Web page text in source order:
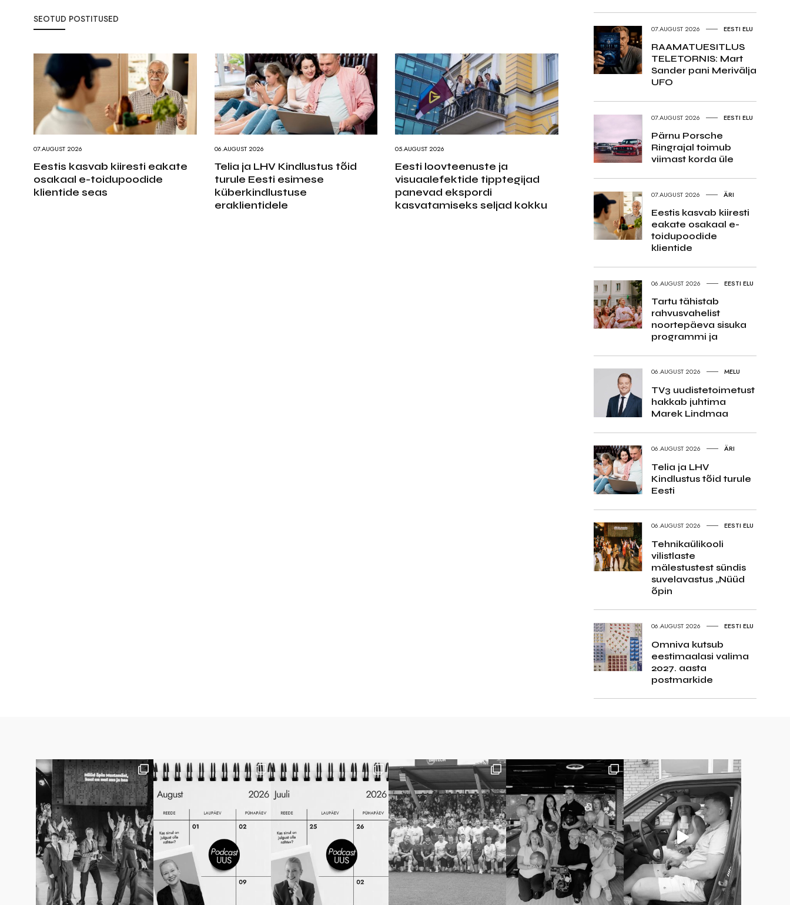
SEOTUD POSTITUSED
07.AUGUST 2026
Eestis kasvab kiiresti eakate
osakaal e-toidupoodide
klientide seas
06.AUGUST 2026
Telia ja LHV Kindlustus tõid
turule Eesti esimese
küberkindlustuse
eraklientidele
05.AUGUST 2026
Eesti loovteenuste ja
visuaalefektide tipptegijad
panevad ekspordi
kasvatamiseks seljad kokku
07.AUGUST 2026 EESTI ELU
RAAMATUESITLUS
TELETORNIS: Mart
Sander pani Merivälja
UFO
07.AUGUST 2026 EESTI ELU
Pärnu Porsche
Ringrajal toimub
viimast korda üle
07.AUGUST 2026 ÄRI
Eestis kasvab kiiresti
eakate osakaal e-
toidupoodide
klientide
06.AUGUST 2026 EESTI ELU
Tartu tähistab
rahvusvahelist
noortepäeva sisuka
programmi ja
06.AUGUST 2026 MELU
TV3 uudistetoimetust
hakkab juhtima
Marek Lindmaa
06.AUGUST 2026 ÄRI
Telia ja LHV
Kindlustus tõid turule
Eesti
06.AUGUST 2026 EESTI ELU
Tehnikaülikooli
vilistlaste
mälestustest sündis
suvelavastus „Nüüd
õpin
06.AUGUST 2026 EESTI ELU
Omniva kutsub
eestimaalasi valima
2027. aasta
postmarkide